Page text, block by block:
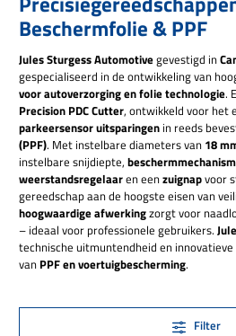
Beschermfolie & PPF
Jules Sturgess Automotivegevestigd in
gespecialiseerd in de ontwikkeling van
voor autoverzorging en folie technologie.
Precision PDC Cutter, ontwikkeld voor het
parkeersensor uitsparingen in reeds
(PPF). Met instelbare diameters van 18
instelbare snijdiepte,
weerstandsregelaaren eenzuignapvoor
gereedschap aan de hoogste eisen van
hoogwaardige afwerkingzorgt voor
– ideaal voor professionele gebruikers.
technische uitmuntendheid en
van PPF en voertuigbescherming.
Filter